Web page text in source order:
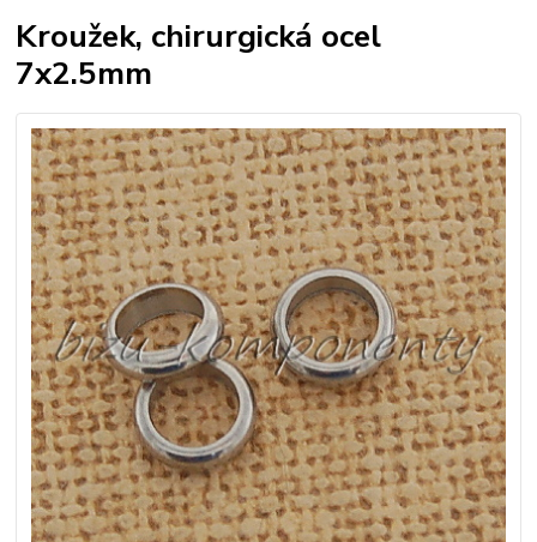
Kroužek, chirurgická ocel
7x2.5mm